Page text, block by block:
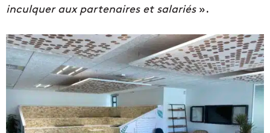
inculquer aux partenaires et salariés».